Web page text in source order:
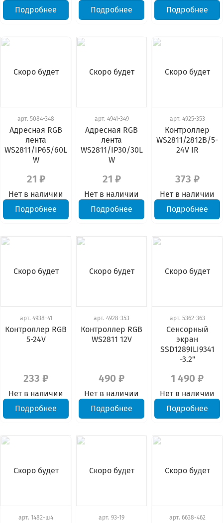
Подробнее
Подробнее
Подробнее
Скоро будет
арт. 5084-348
Адресная RGB
лента
WS2811/IP65/60L
W
21 ₽
Нет в наличии
Подробнее
Скоро будет
арт. 4941-349
Адресная RGB
лента
WS2811/IP30/30L
W
21 ₽
Нет в наличии
Подробнее
Скоро будет
арт. 4925-353
Контроллер
WS2811/2812B/5-
24V IR
373 ₽
Нет в наличии
Подробнее
Скоро будет
арт. 4938-41
Контроллер RGB
5-24V
233 ₽
Нет в наличии
Подробнее
Скоро будет
арт. 4928-353
Контроллер RGB
WS2811 12V
490 ₽
Нет в наличии
Подробнее
Скоро будет
арт. 5362-363
Сенсорный
экран
SSD1289ILI9341
-3.2"
1 490 ₽
Нет в наличии
Подробнее
Скоро будет
арт. 1482-ш4
Скоро будет
арт. 93-19
Скоро будет
арт. 6638-462